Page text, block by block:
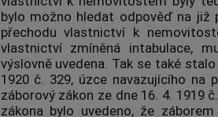
bylo možno hledat odpověď na již
přechodu vlastnictví k
vlastnictví zmíněná intabulace,
výslovně uvedena. Tak se také
1920 č. 329, úzce navazujícího na
záborový zákon ze dne 16. 4. 1919
zákona bylo uvedeno, že